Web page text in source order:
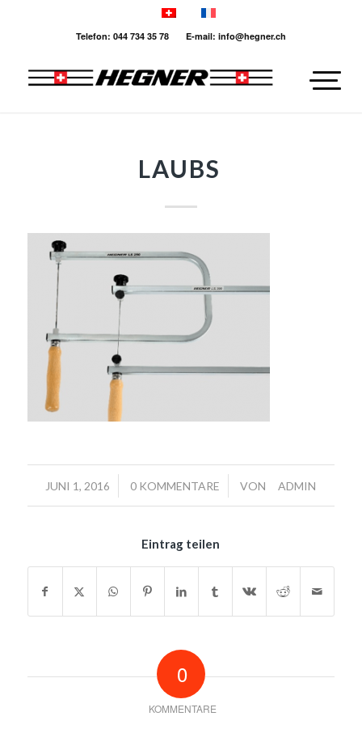
Telefon: 044 734 35 78 E-mail: info@hegner.ch
LAUBS
JUNI 1, 2016
/ 0 KOMMENTARE
/ VON ADMIN
Eintrag teilen
0
KOMMENTARE